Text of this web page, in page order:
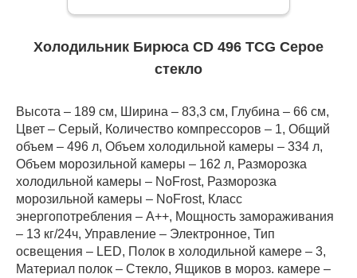
Холодильник Бирюса CD 496 TCG Серое
стекло
Высота – 189 см, Ширина – 83,3 см, Глубина – 66 см,
Цвет – Серый, Количество компрессоров – 1, Общий
объем – 496 л, Объем холодильной камеры – 334 л,
Объем морозильной камеры – 162 л, Разморозка
холодильной камеры – NoFrost, Разморозка
морозильной камеры – NoFrost, Класс
энергопотребления – А++, Мощность замораживания
– 13 кг/24ч, Управление – Электронное, Тип
освещения – LED, Полок в холодильной камере – 3,
Материал полок – Стекло, Ящиков в мороз. камере –